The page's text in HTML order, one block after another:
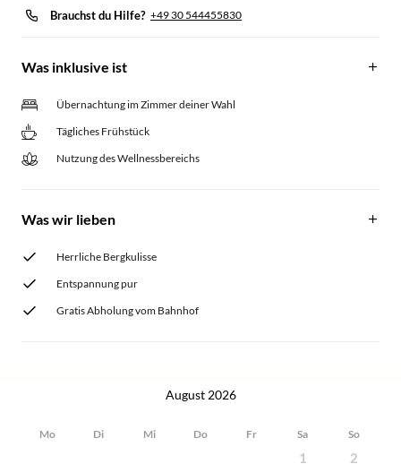
Brauchst du Hilfe? +49 30 544455830
Was inklusive ist
Übernachtung im Zimmer deiner Wahl
Tägliches Frühstück
Nutzung des Wellnessbereichs
Was wir lieben
Herrliche Bergkulisse
Entspannung pur
Gratis Abholung vom Bahnhof
August 2026
Mo Di Mi Do Fr Sa So
1
2